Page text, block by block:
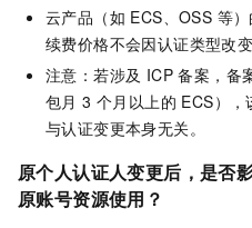
云产品（如 ECS、OSS 等
续费价格不会因认证类型改变
注意：若涉及 ICP 备案，备
包月 3 个月以上的 ECS）
与认证变更本身无关。
原个人认证人变更后，是否
原账号资源使用？